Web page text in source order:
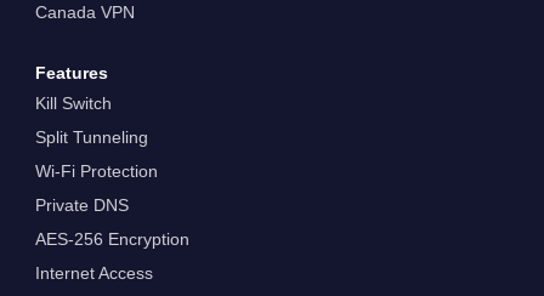
Canada VPN
Features
Kill Switch
Split Tunneling
Wi-Fi Protection
Private DNS
AES-256 Encryption
Internet Access